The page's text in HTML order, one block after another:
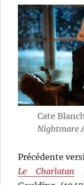
Cate
Nightmare
Précédente
Le Charlatan